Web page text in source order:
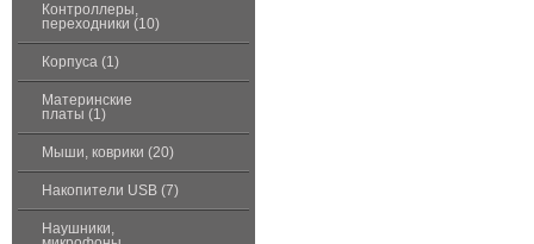
Контроллеры,
переходники (10)
Корпуса (1)
Материнские
платы (1)
Мыши, коврики (20)
Накопители USB (7)
Наушники,